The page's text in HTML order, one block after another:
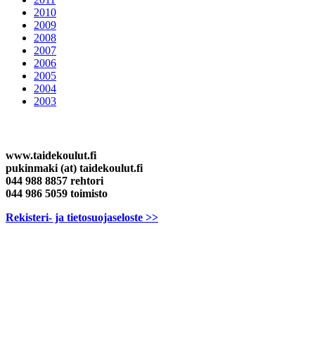
2010
2009
2008
2007
2006
2005
2004
2003
www.taidekoulut.fi
pukinmaki (at) taidekoulut.fi
044 988 8857 rehtori
044 986 5059 toimisto
Rekisteri- ja tietosuojaseloste >>